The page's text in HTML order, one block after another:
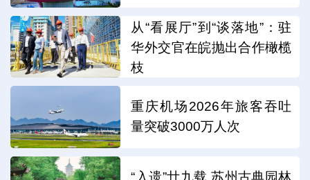
从“看展厅”到“谈落地”：驻
华外交官在皖抛出合作橄榄
枝
重庆机场2026年旅客吞吐
量突破3000万人次
“入遗”廿九载 苏州古典园林